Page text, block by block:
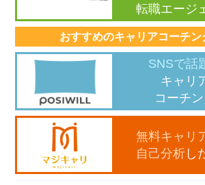
転職エージ
おすすめのキャリアコーチン
SNSで話
キャリ
コーチ
無料キャリ
自己分析 し